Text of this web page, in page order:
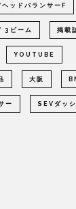
ッドバランサーF
3ビーム 掲載
YOUTUBE
大阪
ー SEVダッ